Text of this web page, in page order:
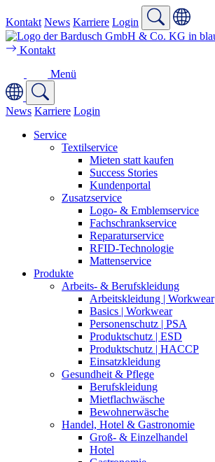
Kontakt News Karriere Login
Kontakt
Menü
News Karriere Login
Service
Textilservice
Mieten statt kaufen
Success Stories
Kundenportal
Zusatzservice
Logo- & Emblemservice
Fachschrankservice
Reparaturservice
RFID-Technologie
Mattenservice
Produkte
Arbeits- & Berufskleidung
Arbeitskleidung | Workwear
Basics | Workwear
Personenschutz | PSA
Produktschutz | ESD
Produktschutz | HACCP
Einsatzkleidung
Gesundheit & Pflege
Berufskleidung
Mietflachwäsche
Bewohnerwäsche
Handel, Hotel & Gastronomie
Groß- & Einzelhandel
Hotel